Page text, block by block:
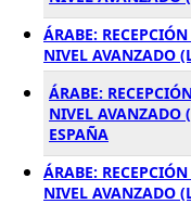
ÁRABE:
NIVEL AVANZADO
ÁRABE:
NIVEL AVANZADO
ESPAÑA
ÁRABE:
NIVEL AVANZADO